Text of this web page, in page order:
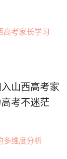
山西高考家
考不迷茫